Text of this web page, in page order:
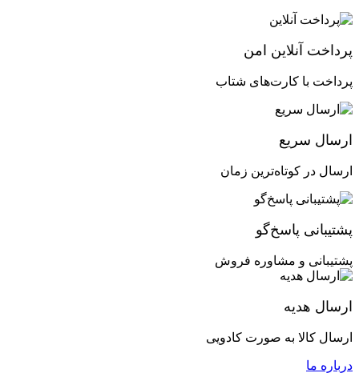
پرداخت آنلاین امن
پرداخت با کارت‌های شتاب
ارسال سریع
ارسال در کوتاه‌ترین زمان
پشتیبانی پاسخ‌گو
پشتیبانی و مشاوره فروش
ارسال هدیه
ارسال کالا به صورت کادویی
درباره ما